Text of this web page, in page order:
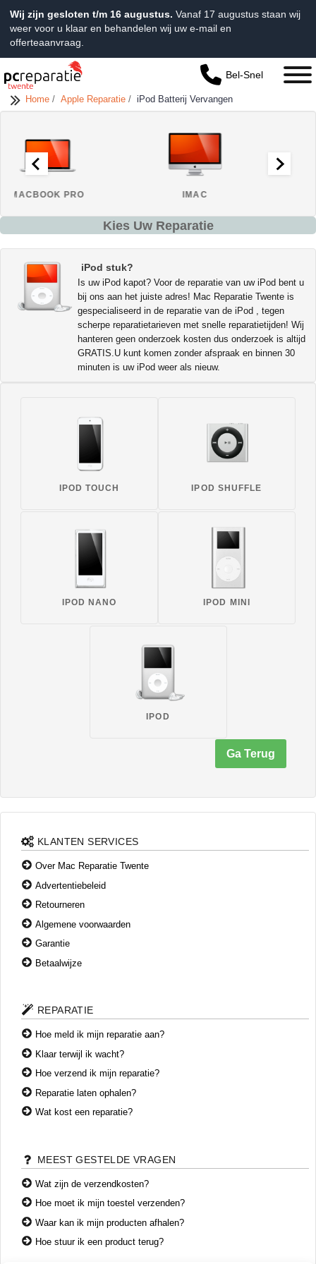
Wij zijn gesloten t/m 16 augustus. Vanaf 17 augustus staan wij
weer voor u klaar en behandelen wij uw e-mail en
offerteaanvraag.
Bel-Snel
Home / Apple Reparatie / iPod Batterij Vervangen
PRO
Kies Uw Reparatie
iPod stuk?
Is uw iPod kapot? Voor de reparatie van uw iPod bent u
bij ons aan het juiste adres! Mac Reparatie Twente is
gespecialiseerd in de reparatie van de iPod , tegen
scherpe reparatietarieven met snelle reparatietijden! Wij
hanteren geen onderzoek kosten dus onderzoek is altijd
GRATIS.U kunt komen zonder afspraak en binnen 30
minuten is uw iPod weer als nieuw.
IPOD TOUCH IPOD SHUFFLE
IPOD NANO IPOD MINI
IPOD
Ga Terug
KLANTEN SERVICES
Over Mac Reparatie Twente
Advertentiebeleid
Retourneren
Algemene voorwaarden
Garantie
Betaalwijze
REPARATIE
Hoe meld ik mijn reparatie aan?
Klaar terwijl ik wacht?
Hoe verzend ik mijn reparatie?
Reparatie laten ophalen?
Wat kost een reparatie?
MEEST GESTELDE VRAGEN
Wat zijn de verzendkosten?
Hoe moet ik mijn toestel verzenden?
Waar kan ik mijn producten afhalen?
Hoe stuur ik een product terug?